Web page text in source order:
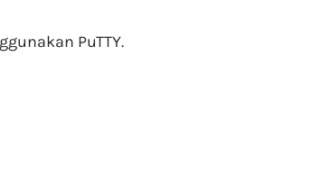
PuTTY.